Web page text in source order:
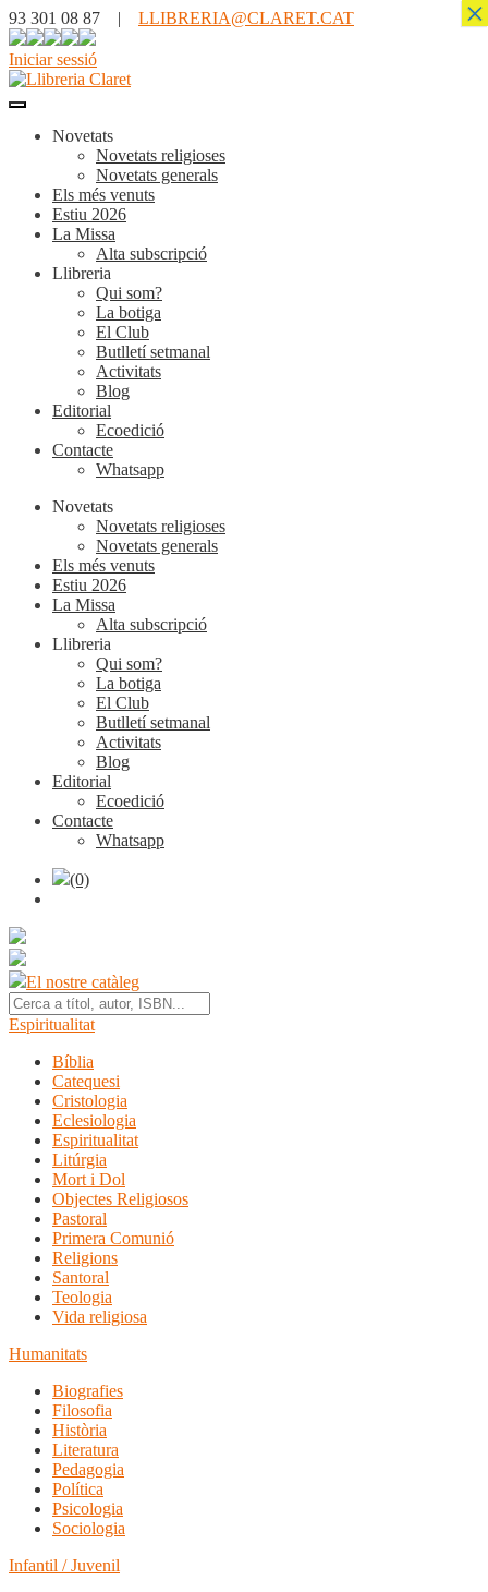
93 301 08 87 | LLIBRERIA@CLARET.CAT
Iniciar sessió
Novetats
Novetats religioses
Novetats generals
Els més venuts
Estiu 2026
La Missa
Alta subscripció
Llibreria
Qui som?
La botiga
El Club
Butlletí setmanal
Activitats
Blog
Editorial
Ecoedició
Contacte
Whatsapp
Novetats
Novetats religioses
Novetats generals
Els més venuts
Estiu 2026
La Missa
Alta subscripció
Llibreria
Qui som?
La botiga
El Club
Butlletí setmanal
Activitats
Blog
Editorial
Ecoedició
Contacte
Whatsapp
(0)
El nostre catàleg
Espiritualitat
Bíblia
Catequesi
Cristologia
Eclesiologia
Espiritualitat
Litúrgia
Mort i Dol
Objectes Religiosos
Pastoral
Primera Comunió
Religions
Santoral
Teologia
Vida religiosa
Humanitats
Biografies
Filosofia
Història
Literatura
Pedagogia
Política
Psicologia
Sociologia
Infantil / Juvenil
×